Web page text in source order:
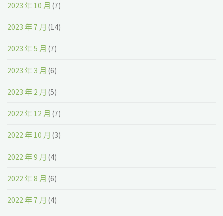
2023 年 10 月 (7)
2023 年 7 月 (14)
2023 年 5 月 (7)
2023 年 3 月 (6)
2023 年 2 月 (5)
2022 年 12 月 (7)
2022 年 10 月 (3)
2022 年 9 月 (4)
2022 年 8 月 (6)
2022 年 7 月 (4)